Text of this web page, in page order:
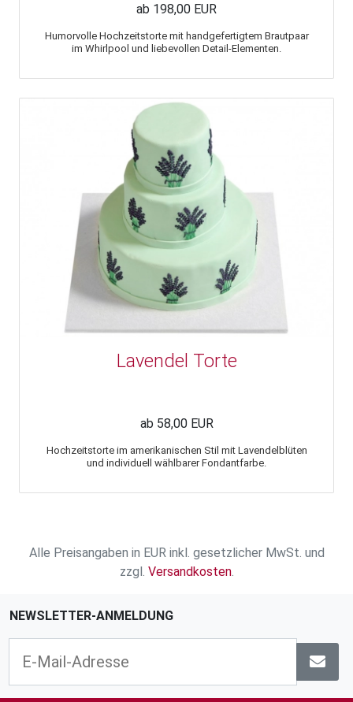
ab 198,00 EUR
Humorvolle Hochzeitstorte mit handgefertigtem Brautpaar
im Whirlpool und liebevollen Detail-Elementen.
Lavendel Torte
ab 58,00 EUR
Hochzeitstorte im amerikanischen Stil mit Lavendelblüten
und individuell wählbarer Fondantfarbe.
Alle Preisangaben in EUR inkl. gesetzlicher MwSt. und
zzgl. Versandkosten.
NEWSLETTER-ANMELDUNG